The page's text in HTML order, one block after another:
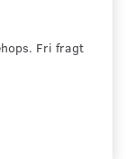
Fri fragt